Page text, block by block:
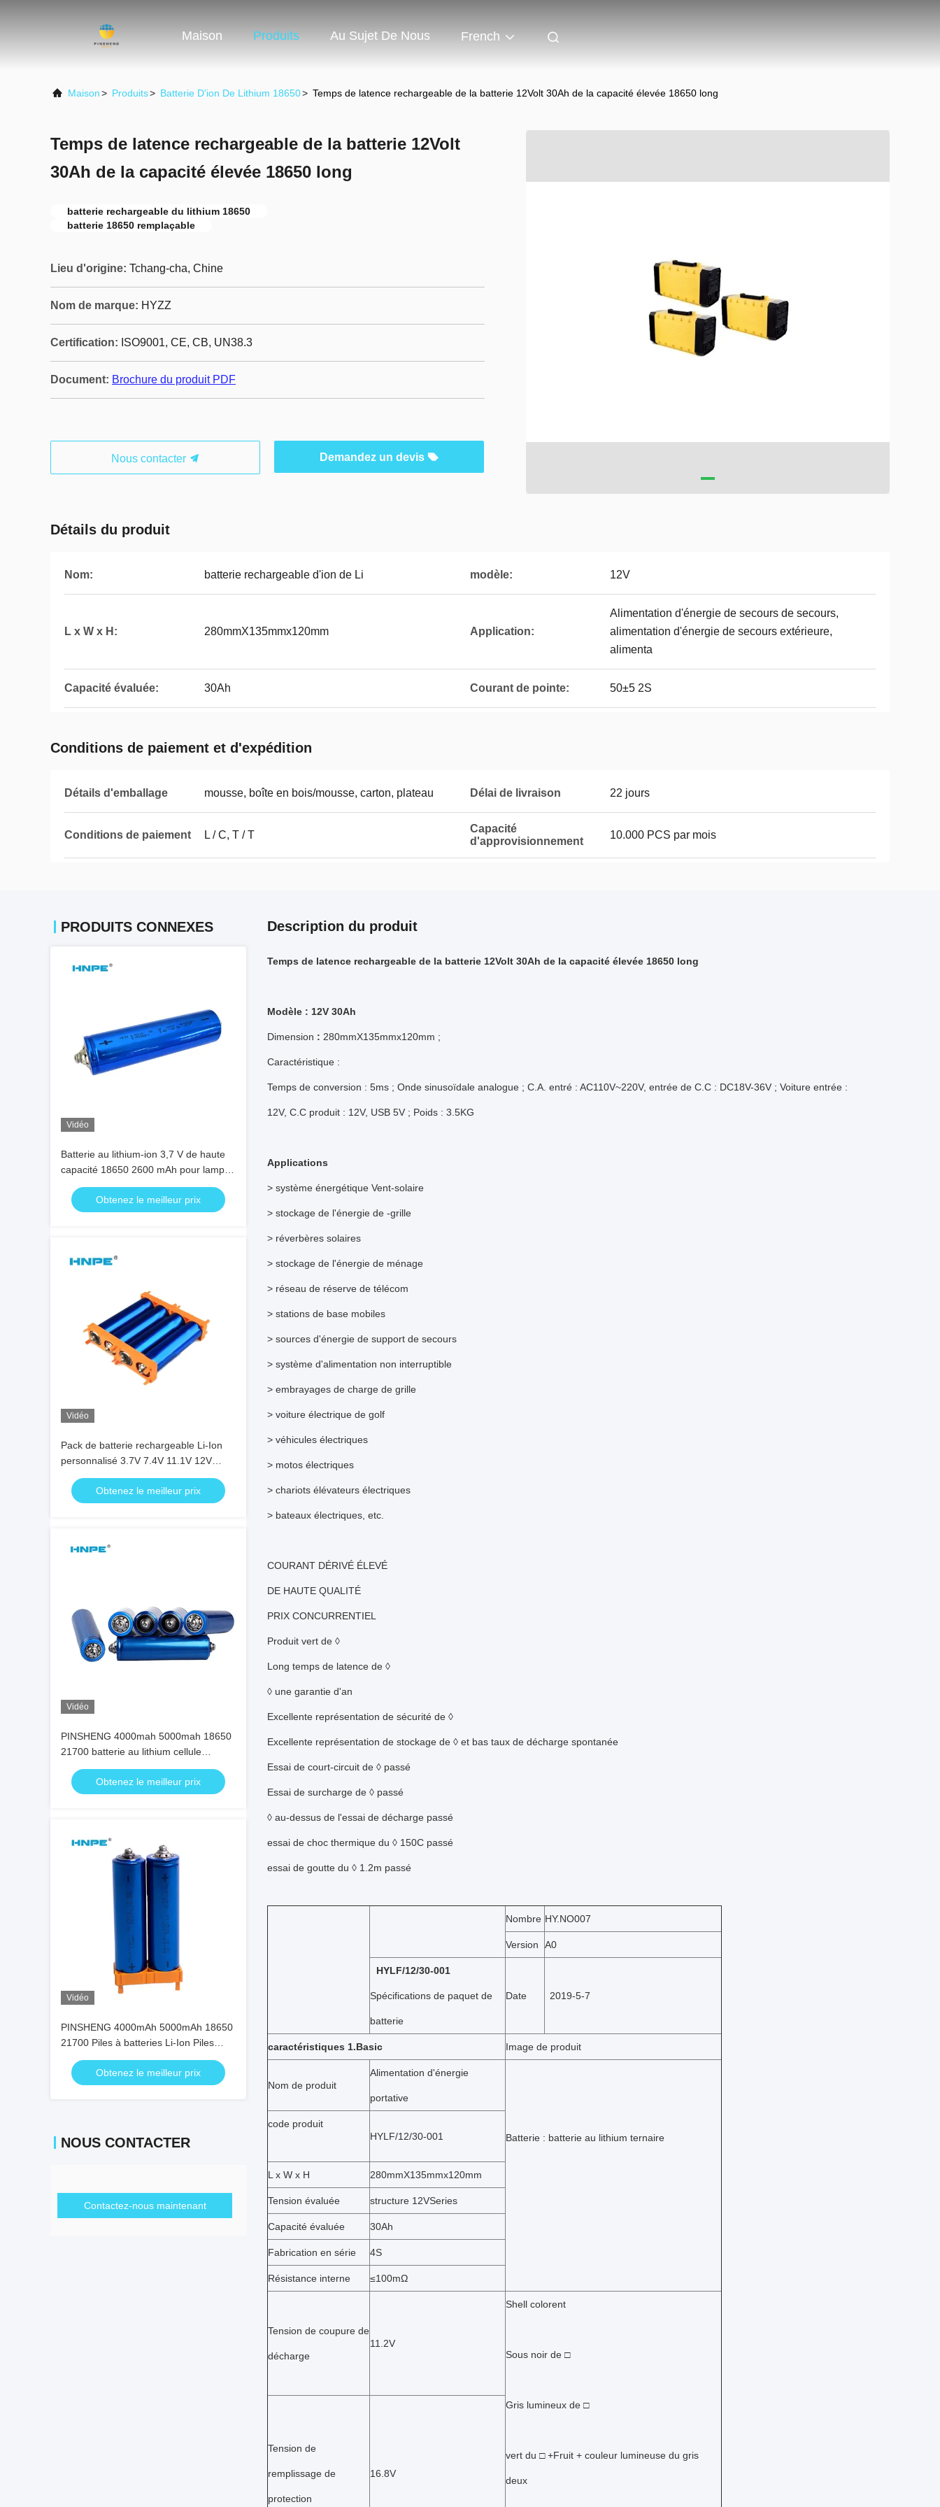
Maison Produits Au Sujet De Nous French
Maison> Produits> Batterie D'ion De Lithium 18650> Temps de latence rechargeable de la batterie 12Volt 30Ah de la capacité élevée 18650 long
Temps de latence rechargeable de la batterie 12Volt
30Ah de la capacité élevée 18650 long
batterie rechargeable du lithium 18650
batterie 18650 remplaçable
Lieu d'origine: Tchang-cha, Chine
Nom de marque: HYZZ
Certification: ISO9001, CE, CB, UN38.3
Document: Brochure du produit PDF
Nous contacter Demandez un devis
Détails du produit
Nom: batterie rechargeable d'ion de Li modèle: 12V
L x W x H: 280mmX135mmx120mm Application:
Alimentation d'énergie de secours de secours,
alimentation d'énergie de secours extérieure,
alimenta
Capacité évaluée: 30Ah Courant de pointe: 50±5 2S
Conditions de paiement et d'expédition
Détails d'emballage mousse, boîte en bois/mousse, carton, plateau Délai de livraison 22 jours
Conditions de paiement L / C, T / T
Capacité
d'approvisionnement
10.000 PCS par mois
PRODUITS CONNEXES
Vidéo
Batterie au lithium-ion 3,7 V de haute
capacité 18650 2600 mAh pour lampe
de poche -15°C à 55°C
Obtenez le meilleur prix
Vidéo
Pack de batterie rechargeable Li-Ion
personnalisé 3.7V 7.4V 11.1V 12V
14.8V 18650 21700 32700 5000mAh
Batterie au lithium-ion
Obtenez le meilleur prix
Vidéo
PINSHENG 4000mah 5000mah 18650
21700 batterie au lithium cellule
électrique
Obtenez le meilleur prix
Vidéo
PINSHENG 4000mAh 5000mAh 18650
21700 Piles à batteries Li-Ion Piles
électriques rechargeables
Obtenez le meilleur prix
NOUS CONTACTER
Contactez-nous maintenant
Description du produit
Temps de latence rechargeable de la batterie 12Volt 30Ah de la capacité élevée 18650 long
Modèle : 12V 30Ah
Dimension : 280mmX135mmx120mm ;
Caractéristique :
Temps de conversion : 5ms ; Onde sinusoïdale analogue ; C.A. entré : AC110V~220V, entrée de C.C : DC18V-36V ; Voiture entrée :
12V, C.C produit : 12V, USB 5V ; Poids : 3.5KG
Applications
> système énergétique Vent-solaire
> stockage de l'énergie de -grille
> réverbères solaires
> stockage de l'énergie de ménage
> réseau de réserve de télécom
> stations de base mobiles
> sources d'énergie de support de secours
> système d'alimentation non interruptible
> embrayages de charge de grille
> voiture électrique de golf
> véhicules électriques
> motos électriques
> chariots élévateurs électriques
> bateaux électriques, etc.
COURANT DÉRIVÉ ÉLEVÉ
DE HAUTE QUALITÉ
PRIX CONCURRENTIEL
Produit vert de ◊
Long temps de latence de ◊
◊ une garantie d'an
Excellente représentation de sécurité de ◊
Excellente représentation de stockage de ◊ et bas taux de décharge spontanée
Essai de court-circuit de ◊ passé
Essai de surcharge de ◊ passé
◊ au-dessus de l'essai de décharge passé
essai de choc thermique du ◊ 150C passé
essai de goutte du ◊ 1.2m passé
Nombre HY.NO007
Version A0
HYLF/12/30-001
Spécifications de paquet de
batterie
Date 2019-5-7
caractéristiques 1.Basic Image de produit
Nom de produit
Alimentation d'énergie
portative
Batterie : batterie au lithium ternaire
code produit
HYLF/12/30-001
L x W x H 280mmX135mmx120mm
Tension évaluée structure 12VSeries
Capacité évaluée 30Ah
Fabrication en série 4S
Résistance interne ≤100mΩ
Tension de coupure de
décharge
11.2V
Shell colorent
Sous noir de □
Gris lumineux de □
vert du □ +Fruit + couleur lumineuse du gris
deux
Tension de
remplissage de
protection
16.8V